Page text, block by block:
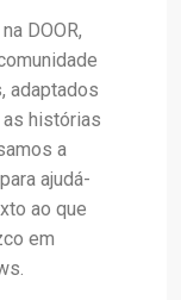
DOOR,
adaptados
as histórias
a
ajudá-
ao que
em